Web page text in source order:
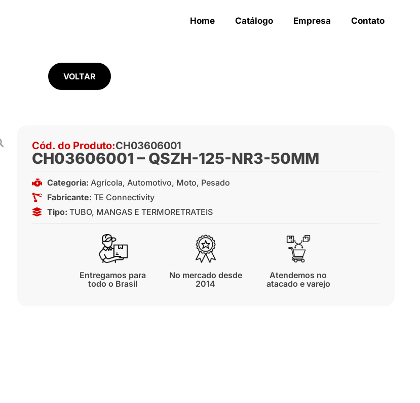
Home Catálogo Empresa Contato
VOLTAR
Cód. do Produto:CH03606001
CH03606001 – QSZH-125-NR3-50MM
Categoria: Agrícola, Automotivo, Moto, Pesado
Fabricante: TE Connectivity
Tipo: TUBO, MANGAS E TERMORETRATEIS
Entregamos para
todo o Brasil
No mercado desde
2014
Atendemos no
atacado e varejo